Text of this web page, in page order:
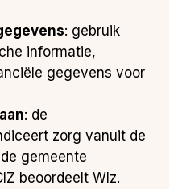
: gebruik
informatie,
gegevens voor
: de
zorg vanuit de
gemeente
beoordeelt Wlz.